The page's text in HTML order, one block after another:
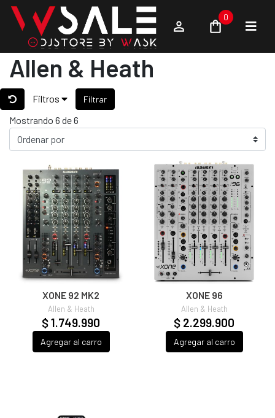
0
Allen & Heath
Filtros Filtrar
Mostrando 6 de 6
XONE 92 MK2
Allen & Heath
$ 1.749.990
Agregar al carro
XONE 96
Allen & Heath
$ 2.299.900
Agregar al carro